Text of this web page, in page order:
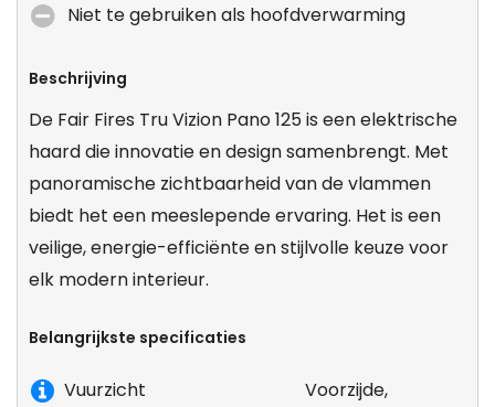
Niet te gebruiken als hoofdverwarming
Beschrijving
De Fair Fires Tru Vizion Pano 125 is een elektrische
haard die innovatie en design samenbrengt. Met
panoramische zichtbaarheid van de vlammen
biedt het een meeslepende ervaring. Het is een
veilige, energie-efficiënte en stijlvolle keuze voor
elk modern interieur.
Belangrijkste specificaties
Vuurzicht
Voorzijde,